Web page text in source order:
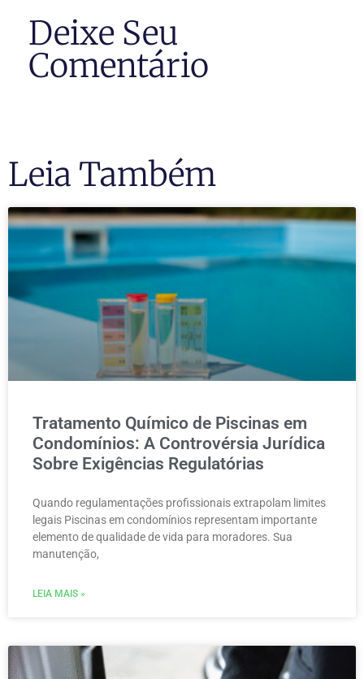
Deixe Seu
Comentário
Leia Também
Tratamento Químico de Piscinas em
Condomínios: A Controvérsia Jurídica
Sobre Exigências Regulatórias
Quando regulamentações profissionais extrapolam limites
legais Piscinas em condomínios representam importante
elemento de qualidade de vida para moradores. Sua
manutenção,
LEIA MAIS »